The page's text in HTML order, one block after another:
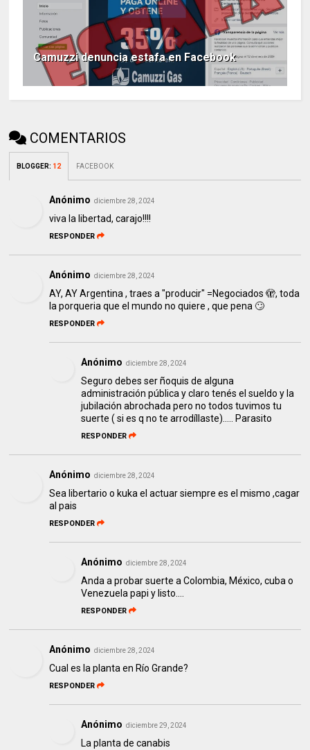
Camuzzi denuncia estafa en Facebook
COMENTARIOS
BLOGGER: 12 FACEBOOK
Anónimo diciembre 28, 2024
viva la libertad, carajo!!!!
RESPONDER
Anónimo diciembre 28, 2024
AY, AY Argentina , traes a "producir" =Negociados 🫣, toda
la porqueria que el mundo no quiere , que pena 🙄
RESPONDER
Anónimo diciembre 28, 2024
Seguro debes ser ñoquis de alguna
administración pública y claro tenés el sueldo y la
jubilación abrochada pero no todos tuvimos tu
suerte ( si es q no te arrodíllaste)..... Parasito
RESPONDER
Anónimo diciembre 28, 2024
Sea libertario o kuka el actuar siempre es el mismo ,cagar
al pais
RESPONDER
Anónimo diciembre 28, 2024
Anda a probar suerte a Colombia, México, cuba o
Venezuela papi y listo....
RESPONDER
Anónimo diciembre 28, 2024
Cual es la planta en Río Grande?
RESPONDER
Anónimo diciembre 29, 2024
La planta de canabis